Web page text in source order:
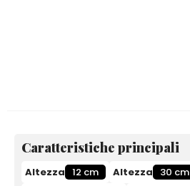
Caratteristiche principali
Altezza 12 cm Altezza
30 cm